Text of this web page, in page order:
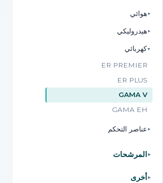
▸هوائي
▸هيدروليكي
▸كهربائي
ER PREMIER
ER PLUS
GAMA V
GAMA EH
▸ عناصر التحكم
▸المرشحات
▸أخرى